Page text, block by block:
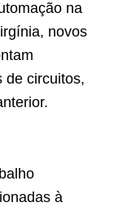
na
novos
de circuitos,
à